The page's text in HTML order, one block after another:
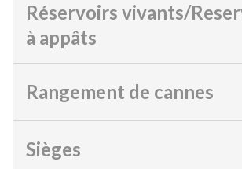
Réservoirs vivants/
à appâts
Rangement de cannes
Sièges